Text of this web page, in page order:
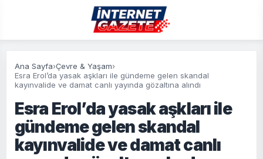
Ana Sayfa›Çevre & Yaşam›
Esra Erol’da yasak aşkları ile gündeme gelen skandal
kayınvalide ve damat canlı yayında gözaltına alındı
Esra Erol’da yasak aşkları ile
gündeme gelen skandal
kayınvalide ve damat canlı